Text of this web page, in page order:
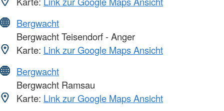
Bergwacht
Bergwacht Teisendorf - Anger
Karte: Link zur Google Maps Ansicht
Bergwacht
Bergwacht Ramsau
Karte: Link zur Google Maps Ansicht